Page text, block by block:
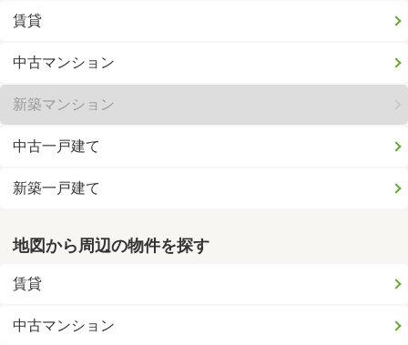
賃貸
中古マンション
新築マンション
中古一戸建て
新築一戸建て
地図から周辺の物件を探す
賃貸
中古マンション